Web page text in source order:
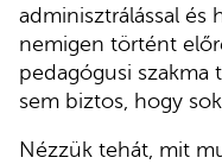
adminisztrálással és
nemigen történt
pedagógusi szakma
sem biztos, hogy
Nézzük tehát, mit